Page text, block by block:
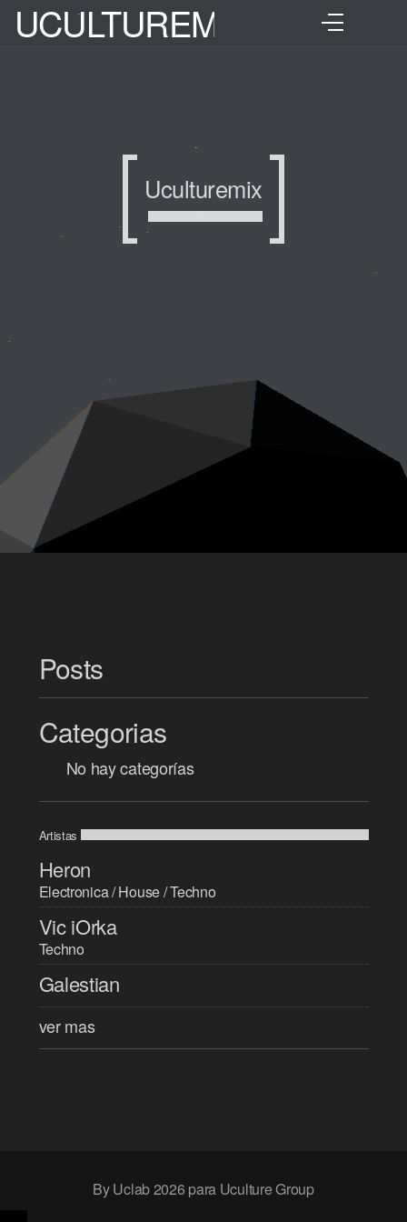
UCULTUREMIX
Uculturemix
Posts
Categorias
No hay categorías
Artistas
Heron
Electronica / House / Techno
Vic iOrka
Techno
Galestian
ver mas
By Uclab 2026 para Uculture Group